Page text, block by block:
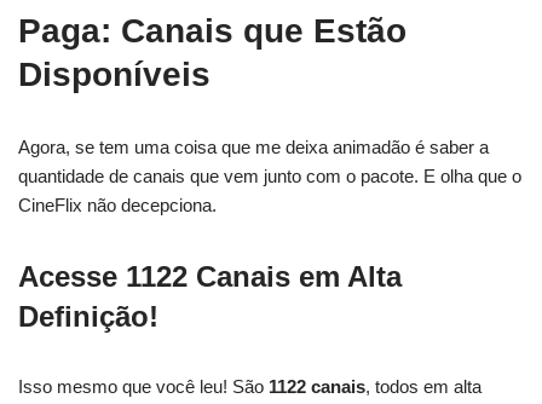
Paga: Canais que Estão
Disponíveis
Agora, se tem uma coisa que me deixa animadão é saber a
quantidade de canais que vem junto com o pacote. E olha que o
CineFlix não decepciona.
Acesse 1122 Canais em Alta
Definição!
Isso mesmo que você leu! São 1122 canais, todos em alta